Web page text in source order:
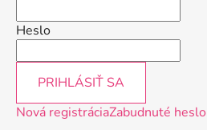
Heslo
PRIHLÁSIŤ SA
Nová registráciaZabudnuté heslo